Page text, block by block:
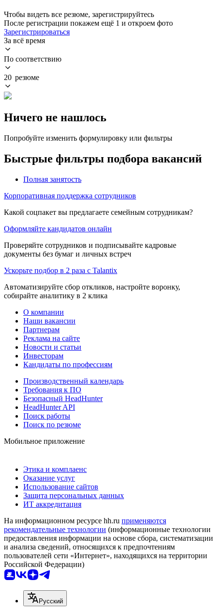
Чтобы видеть все резюме, зарегистрируйтесь
После регистрации покажем ещё 1 и откроем фото
Зарегистрироваться
За всё время
По соответствию
20 резюме
Ничего не нашлось
Попробуйте изменить формулировку или фильтры
Быстрые фильтры подбора вакансий
Полная занятость
Корпоративная поддержка сотрудников
Какой соцпакет вы предлагаете семейным сотрудникам?
Оформляйте кандидатов онлайн
Проверяйте сотрудников и подписывайте кадровые
документы без бумаг и личных встреч
Ускорьте подбор в 2 раза с Talantix
Автоматизируйте сбор откликов, настройте воронку,
собирайте аналитику в 2 клика
О компании
Наши вакансии
Партнерам
Реклама на сайте
Новости и статьи
Инвесторам
Кандидаты по профессиям
Производственный календарь
Требования к ПО
Безопасный HeadHunter
HeadHunter API
Поиск работы
Поиск по резюме
Мобильное приложение
Этика и комплаенс
Оказание услуг
Использование сайтов
Защита персональных данных
ИТ аккредитация
На информационном ресурсе hh.ru применяются
рекомендательные технологии (информационные технологии
предоставления информации на основе сбора, систематизации
и анализа сведений, относящихся к предпочтениям
пользователей сети «Интернет», находящихся на территории
Российской Федерации)
Русский